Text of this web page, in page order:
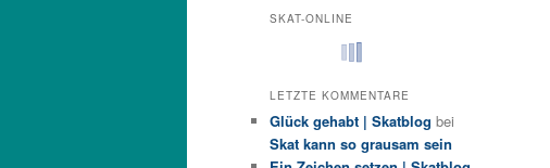
SKAT-ONLINE
LETZTE KOMMENTARE
Glück gehabt | Skatblog bei
Skat kann so grausam sein